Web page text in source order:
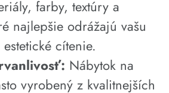
farby, textúry a
najlepšie odrážajú vašu
cítenie.
Nábytok na
vyrobený z kvalitnejších